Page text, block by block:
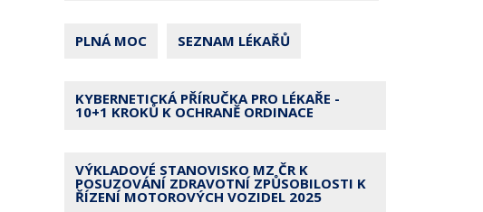
PLNÁ MOC SEZNAM LÉKAŘŮ
KYBERNETICKÁ PŘÍRUČKA PRO LÉKAŘE -
10+1 KROKŮ K OCHRANĚ ORDINACE
VÝKLADOVÉ STANOVISKO MZ ČR K
POSUZOVÁNÍ ZDRAVOTNÍ ZPŮSOBILOSTI K
ŘÍZENÍ MOTOROVÝCH VOZIDEL 2025